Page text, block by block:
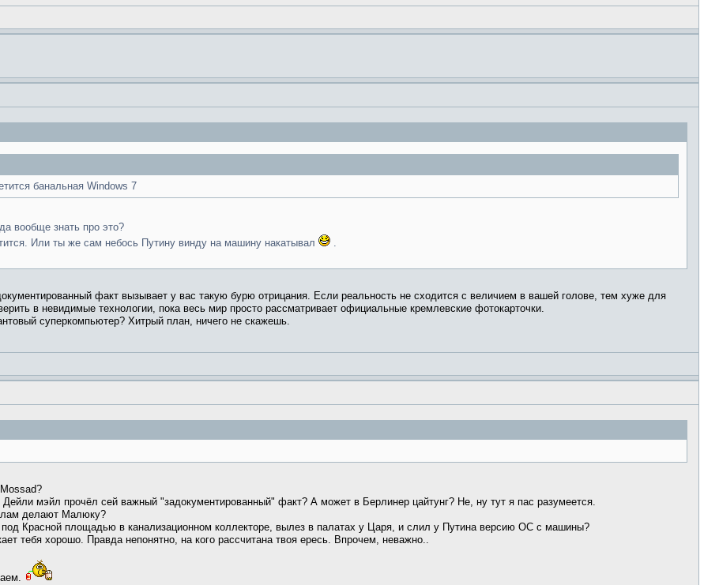
банальная Windows 7
вообще знать про это?
Или ты же сам небось Путину винду на машину накатывал
.
факт вызывает у вас такую бурю отрицания. Если реальность не сходится с величием в вашей голове, тем хуже для
в невидимые технологии, пока весь мир просто рассматривает официальные кремлевские фотокарточки.
суперкомпьютер? Хитрый план, ничего не скажешь.
мэйл прочёл сей важный "задокументированный" факт? А может в Берлинер цайтунг? Не, ну тут я пас разумеется.
делают Малюку?
Красной площадью в канализационном коллекторе, вылез в палатах у Царя, и слил у Путина версию ОС с машины?
тебя хорошо. Правда непонятно, на кого рассчитана твоя ересь. Впрочем, неважно..